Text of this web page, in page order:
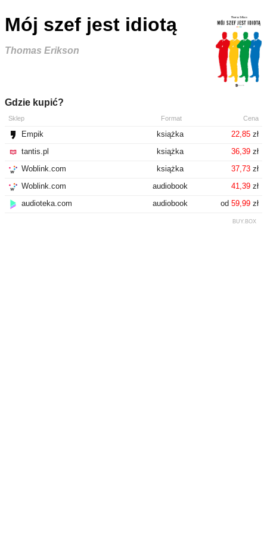
Mój szef jest idiotą
Thomas Erikson
Gdzie kupić?
Sklep Format Cena
Empik książka 22,85 zł
tantis.pl
książka 36,39 zł
Woblink.com
książka 37,73 zł
Woblink.com
audiobook 41,39 zł
audioteka.com
audiobook od 59,99 zł
BUY.BOX